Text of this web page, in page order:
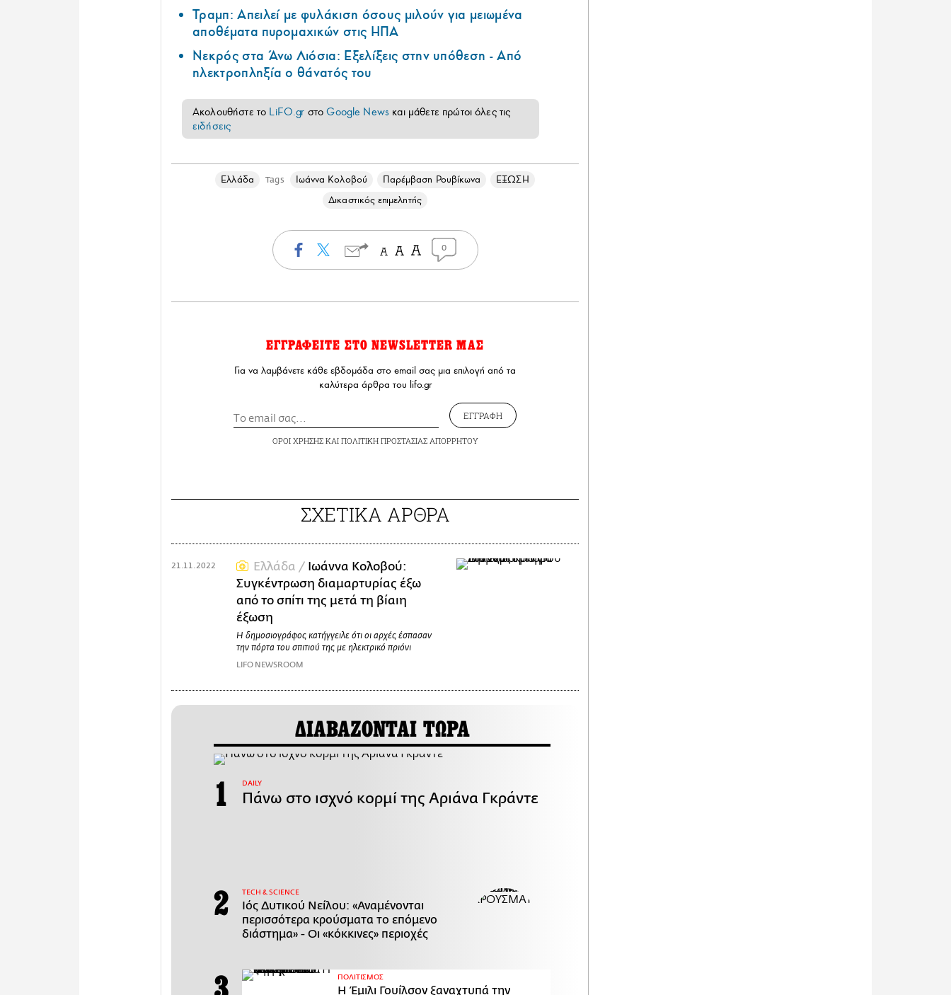
Τραμπ: Απειλεί με φυλάκιση όσους μιλούν για μειωμένα
αποθέματα πυρομαχικών στις ΗΠΑ
Νεκρός στα Άνω Λιόσια: Εξελίξεις στην υπόθεση - Από
ηλεκτροπληξία ο θάνατός του
Ακολουθήστε το LiFO.gr στοGoogle News και μάθετε πρώτοι όλες τις
ειδήσεις
Ελλάδα Tags Ιωάννα Κολοβού Παρέμβαση Ρουβίκωνα
ΕΞΩΣΗ
Δικαστικός επιμελητής
0
ΕΓΓΡΑΦΕΙΤΕ ΣΤΟ NEWSLETTER ΜΑΣ
Για να λαμβάνετε κάθε εβδομάδα στο email σας μια επιλογή από τα
καλύτερα άρθρα του lifo.gr
ΕΓΓΡΑΦΗ
ΟΡΟΙ ΧΡΗΣΗΣΚΑΙ ΠΟΛΙΤΙΚΗ ΠΡΟΣΤΑΣΙΑΣ ΑΠΟΡΡΗΤΟΥ
ΣΧΕΤΙΚΑ ΑΡΘΡΑ
Ελλάδα / Ιωάννα Κολοβού:
Συγκέντρωση διαμαρτυρίας έξω
από το σπίτι της μετά τη βίαιη
έξωση
Η δημοσιογράφος κατήγγειλε ότι οι αρχές έσπασαν
την πόρτα του σπιτιού της με ηλεκτρικό πριόνι
LIFO NEWSROOM
21.11.2022
ΔΙΑΒΑΖΟΝΤΑΙ ΤΩΡΑ
DAILY
Πάνω στο ισχνό κορμί της Αριάνα Γκράντε
ΤECH & SCIENCE
Ιός Δυτικού Νείλου: «Αναμένονται
περισσότερα κρούσματα το επόμενο
διάστημα» - Οι «κόκκινες» περιοχές
ΠΟΛΙΤΙΣΜΟΣ
Η Έμιλι Γουίλσον ξαναχτυπά την